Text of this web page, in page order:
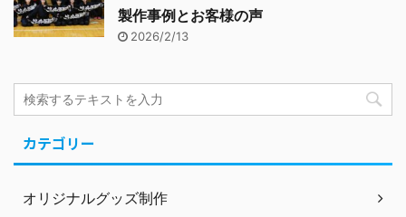
製作事例とお客様の声
2026/2/13
カテゴリー
オリジナルグッズ制作